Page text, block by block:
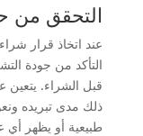
التحقق من
عند اتخاذ قرار
التأكد من جودة
قبل الشراء. يتعين
ذلك مدى تبريده
طبيعية أو يظهر أي